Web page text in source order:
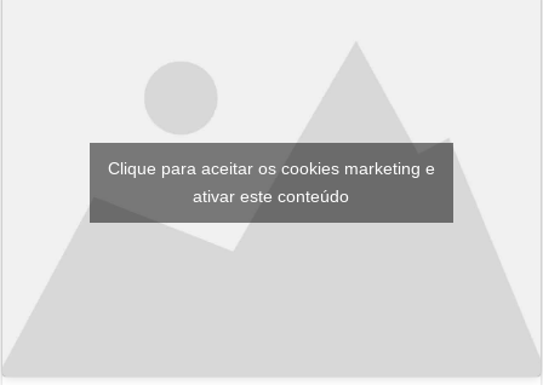
Clique para aceitar os cookies marketing e
ativar este conteúdo